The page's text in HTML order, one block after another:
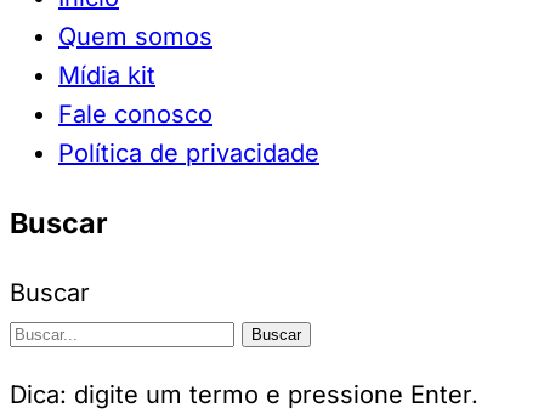
Quem somos
Mídia kit
Fale conosco
Política de privacidade
Buscar
Buscar
Buscar
Dica: digite um termo e pressione Enter.